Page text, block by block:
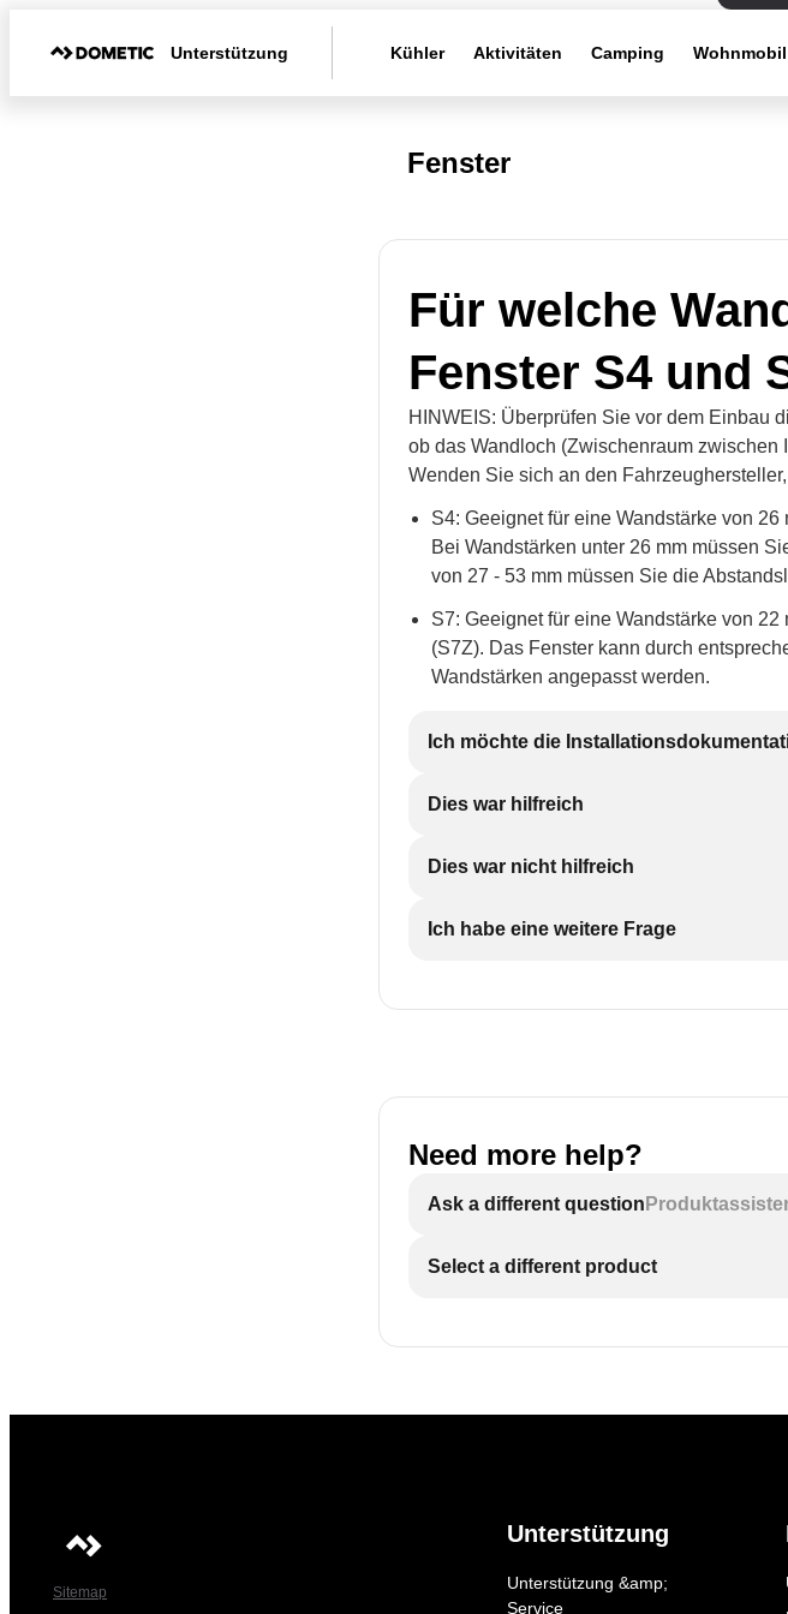
Unterstützung Kühler Aktivitäten Camping
Fenster
Für welche
Fenster S4 und
HINWEIS: Überprüfen Sie vor dem Einbau
ob das Wandloch (Zwischenraum
Wenden Sie sich an den
S4: Geeignet für eine Wandstärke von 26
Bei Wandstärken unter 26 mm müssen
von 27 - 53 mm müssen Sie die
S7: Geeignet für eine Wandstärke von
(S7Z). Das Fenster kann durch
Wandstärken angepasst werden.
Ich möchte die
Dies war hilfreich
Dies war nicht hilfreich
Ich habe eine weitere Frage
Need more help?
Ask a different question
Select a different product
Sitemap
Unterstützung
Unterstützung &amp;
Service